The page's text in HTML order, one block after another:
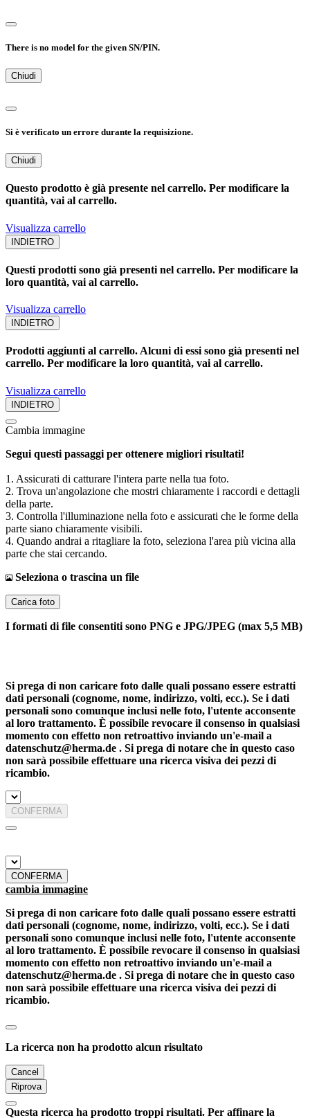
There is no model for the given SN/PIN.
Chiudi
Si è verificato un errore durante la requisizione.
Chiudi
Questo prodotto è già presente nel carrello. Per modificare la
quantità, vai al carrello.
Visualizza carrello
INDIETRO
Questi prodotti sono già presenti nel carrello. Per modificare la
loro quantità, vai al carrello.
Visualizza carrello
INDIETRO
Prodotti aggiunti al carrello. Alcuni di essi sono già presenti nel
carrello. Per modificare la loro quantità, vai al carrello.
Visualizza carrello
INDIETRO
Cambia immagine
Segui questi passaggi per ottenere migliori risultati!
1. Assicurati di catturare l'intera parte nella tua foto.
2. Trova un'angolazione che mostri chiaramente i raccordi e dettagli
della parte.
3. Controlla l'illuminazione nella foto e assicurati che le forme della
parte siano chiaramente visibili.
4. Quando andrai a ritagliare la foto, seleziona l'area più vicina alla
parte che stai cercando.
Seleziona o trascina un file
Carica foto
I formati di file consentiti sono PNG e JPG/JPEG (max 5,5 MB)
Si prega di non caricare foto dalle quali possano essere estratti
dati personali (cognome, nome, indirizzo, volti, ecc.). Se i dati
personali sono comunque inclusi nelle foto, l'utente acconsente
al loro trattamento. È possibile revocare il consenso in qualsiasi
momento con effetto non retroattivo inviando un'e-mail a
datenschutz@herma.de . Si prega di notare che in questo caso
non sarà possibile effettuare una ricerca visiva dei pezzi di
ricambio.
CONFERMA
CONFERMA
cambia immagine
Si prega di non caricare foto dalle quali possano essere estratti
dati personali (cognome, nome, indirizzo, volti, ecc.). Se i dati
personali sono comunque inclusi nelle foto, l'utente acconsente
al loro trattamento. È possibile revocare il consenso in qualsiasi
momento con effetto non retroattivo inviando un'e-mail a
datenschutz@herma.de . Si prega di notare che in questo caso
non sarà possibile effettuare una ricerca visiva dei pezzi di
ricambio.
La ricerca non ha prodotto alcun risultato
Cancel
Riprova
Questa ricerca ha prodotto troppi risultati. Per affinare la